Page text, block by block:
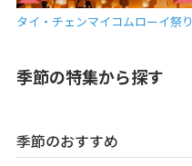
タイ・チェンマイコムローイ祭り
季節の特集から探す
季節のおすすめ